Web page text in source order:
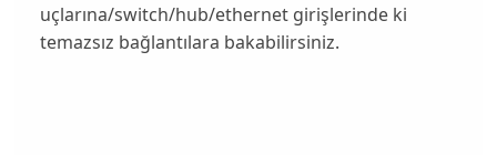
uçlarına/switch/hub/ethernet girişlerinde ki
temazsız bağlantılara bakabilirsiniz.